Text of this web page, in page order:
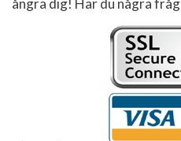
ångra dig! Har du några